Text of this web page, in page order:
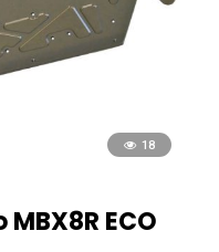
18
ECO